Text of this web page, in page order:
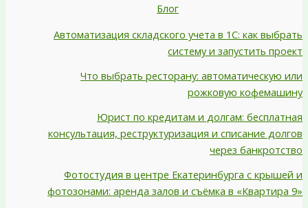
Блог
Автоматизация складского учета в 1С: как выбрать
систему и запустить проект
Что выбрать ресторану: автоматическую или
рожковую кофемашину
Юрист по кредитам и долгам: бесплатная
консультация, реструктуризация и списание долгов
через банкротство
Фотостудия в центре Екатеринбурга с крышей и
фотозонами: аренда залов и съёмка в «Квартира 9»